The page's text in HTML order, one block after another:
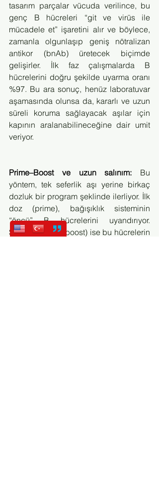
tasarım parçalar vücuda verilince, bu
genç B hücreleri “git ve virüs ile
mücadele et” işaretini alır ve böylece,
zamanla olgunlaşıp geniş nötralizan
antikor (bnAb) üretecek biçimde
gelişirler. İlk faz çalışmalarda B
hücrelerini doğru şekilde uyarma oranı
%97. Bu ara sonuç, henüz laboratuvar
aşamasında olunsa da, kararlı ve uzun
süreli koruma sağlayacak aşılar için
kapının aralanabilineceğine dair umit
veriyor.
Prime–Boost ve uzun salınım: Bu
yöntem, tek seferlik aşı yerine birkaç
dozluk bir program şeklinde ilerliyor. İlk
doz (prime), bağışıklık sisteminin
“öncü” B hücrelerini uyandırıyor.
Sonraki dozlar (boost) ise bu hücrelerin